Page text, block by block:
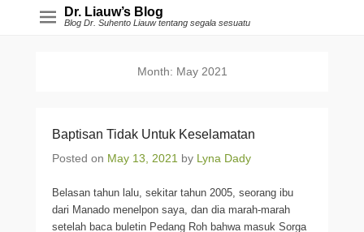
Dr. Liauw’s Blog
Blog Dr. Suhento Liauw tentang segala sesuatu
Month: May 2021
Baptisan Tidak Untuk Keselamatan
Posted on May 13, 2021 by Lyna Dady
Belasan tahun lalu, sekitar tahun 2005, seorang ibu
dari Manado menelpon saya, dan dia marah-marah
setelah baca buletin Pedang Roh bahwa masuk Sorga